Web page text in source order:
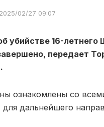
2025/02/27 09:07
убийстве 16-
передает
ознакомлены со
дальнейшего